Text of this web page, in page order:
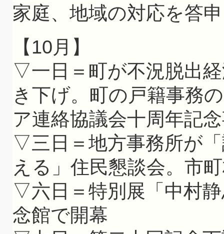
家庭、地域の対応を答申
【10月】
▽一日＝町が不況脱出
き下げ。町の戸籍事務
ア連絡協議会十周年記
▽三日＝地方事務所が
える」住民懇談会。市
▽六日＝特別展「中村
念館で開幕